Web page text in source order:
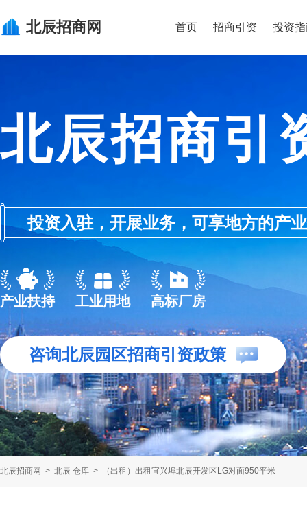
北辰招商网 首页 招商引资 投资
北辰招商引
投资入驻，开展业务，可享地方的产
产业扶持 工业用地 高标厂房
咨询北辰园区招商引资政策
北辰招商网 > 北辰 仓库 > （出租）出租宜兴埠北辰开发区LG对面950平米